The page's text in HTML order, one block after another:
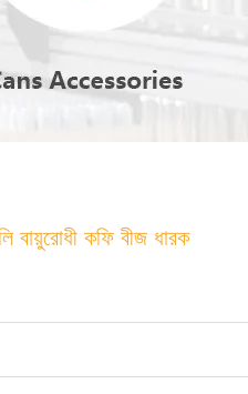
বায়ুরোধী কফি বীজ ধারক